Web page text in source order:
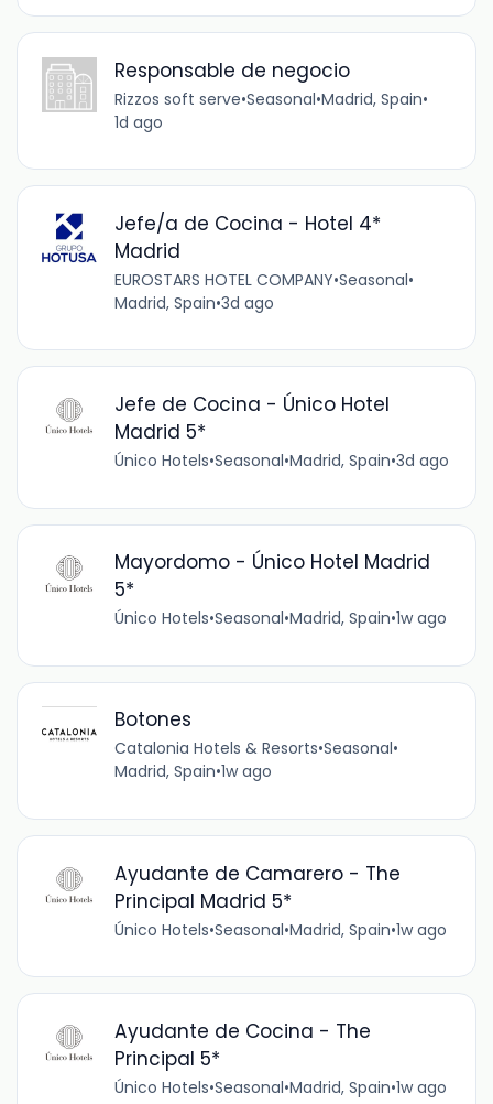
Responsable de negocio
Rizzos soft serve•Seasonal•Madrid, Spain•
1d ago
Jefe/a de Cocina - Hotel 4*
Madrid
EUROSTARS HOTEL COMPANY•Seasonal•
Madrid, Spain•3d ago
Jefe de Cocina - Único Hotel
Madrid 5*
Único Hotels•Seasonal•Madrid, Spain•3d ago
Mayordomo - Único Hotel Madrid
5*
Único Hotels•Seasonal•Madrid, Spain•1w ago
Botones
Catalonia Hotels & Resorts•Seasonal•
Madrid, Spain•1w ago
Ayudante de Camarero - The
Principal Madrid 5*
Único Hotels•Seasonal•Madrid, Spain•1w ago
Ayudante de Cocina - The
Principal 5*
Único Hotels•Seasonal•Madrid, Spain•1w ago